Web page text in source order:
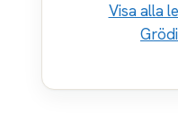
Visa alla